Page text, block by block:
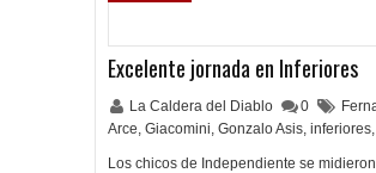
Excelente jornada en Inferiores
La Caldera del Diablo 0
Arce, Giacomini, Gonzalo Asis, inferiores,
Los chicos de Independiente se